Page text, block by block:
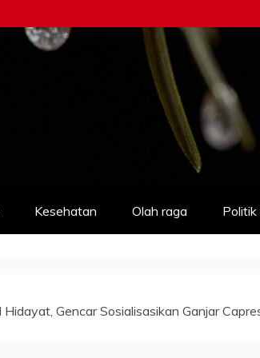
Kesehatan Olah raga Politik
Gencar Sosialisasikan Ganjar